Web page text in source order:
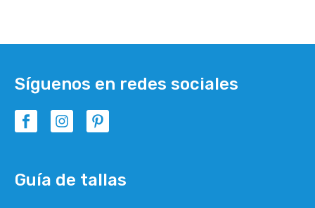
Síguenos en redes sociales
Guía de tallas